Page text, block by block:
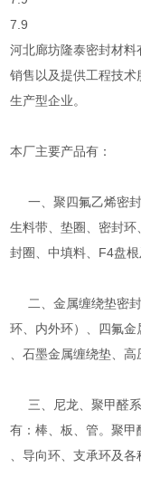
7.9
河北廊坊隆泰密封材料
销售以及提供工程技术
生产型企业。
本厂主要产品有：
一、聚四氟乙烯密封
生料带、垫圈、密封环
封圈、中填料、F4盘根
二、金属缠绕垫密封
环、内外环）、四氟金
、石墨金属缠绕垫、
三、尼龙、聚甲醛系
有：棒、板、管。聚甲
、导向环、支承环及各